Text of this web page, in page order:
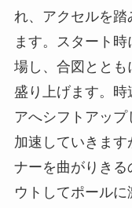
れ、アクセルを
ます。スタート
場し、合図ととも
盛り上げます。
アへシフトアッ
加速していきま
ナーを曲がりき
ウトしてポールに